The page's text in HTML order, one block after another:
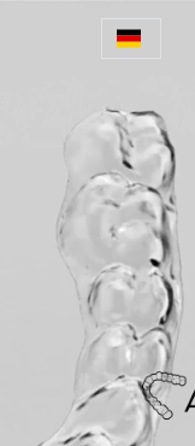
Zum Hauptinhalt